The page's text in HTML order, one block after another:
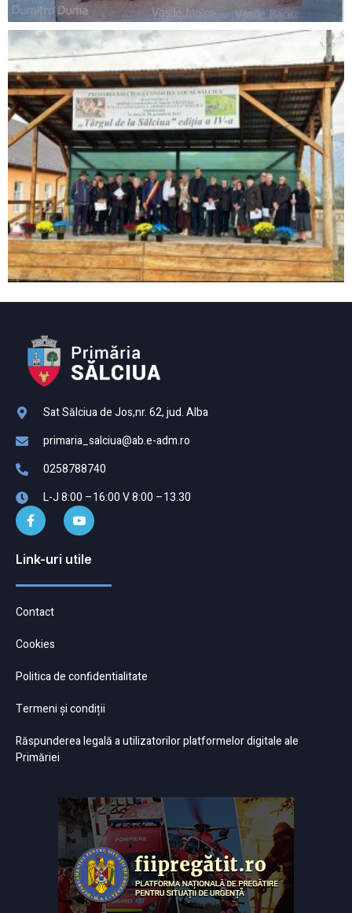
Sat Sălciua de Jos,nr. 62, jud. Alba
primaria_salciua@ab.e-adm.ro
0258788740
L-J 8:00 –16:00 V 8:00 –13.30
Link-uri utile
Contact
Cookies
Politica de confidentialitate
Termeni și condiții
Răspunderea legală a utilizatorilor platformelor digitale ale
Primăriei